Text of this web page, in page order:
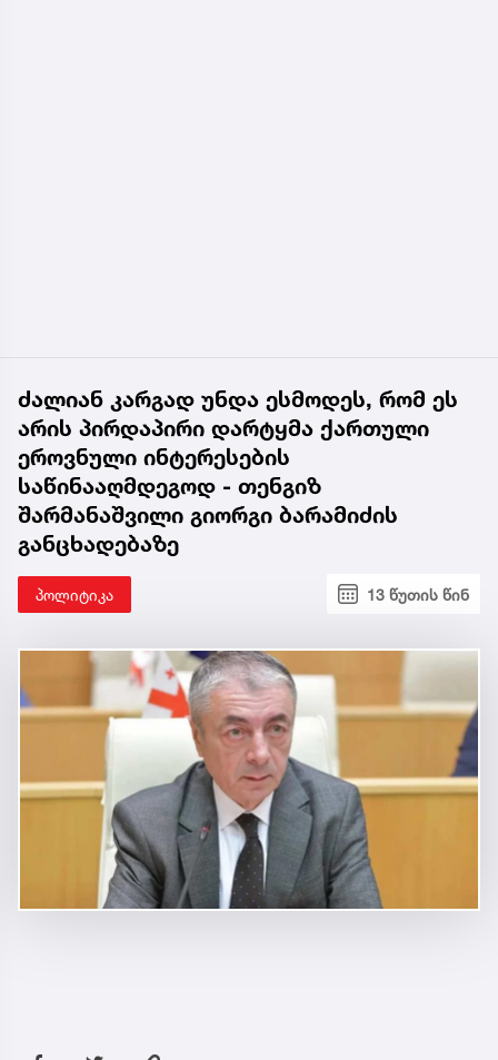
ძალიან კარგად უნდა ესმოდეს, რომ ეს
არის პირდაპირი დარტყმა ქართული
ეროვნული ინტერესების
საწინააღმდეგოდ - თენგიზ
შარმანაშვილი გიორგი ბარამიძის
განცხადებაზე
პოლიტიკა 13 წუთის წინ